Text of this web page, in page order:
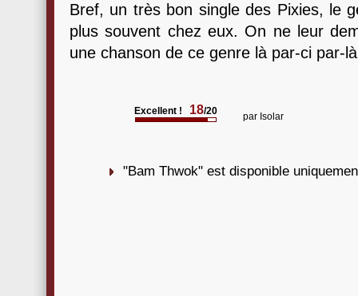
Bref, un très bon single des Pixies, le
plus souvent chez eux. On ne leur
une chanson de ce genre là par-ci par-
Excellent ! 18/20 par Isolar
"Bam Thwok" est disponible